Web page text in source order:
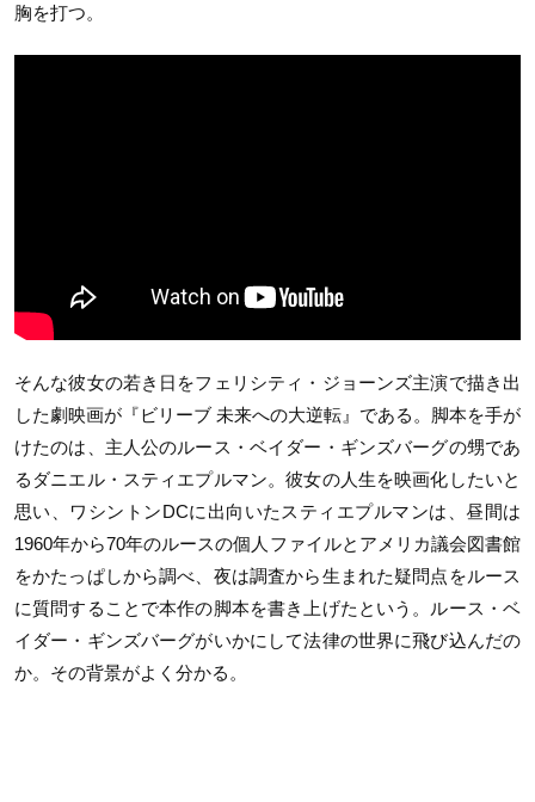
胸を打つ。
そんな彼女の若き日をフェリシティ・ジョーンズ主演で描き出
した劇映画が『ビリーブ 未来への大逆転』である。脚本を手が
けたのは、主人公のルース・ベイダー・ギンズバーグの甥であ
るダニエル・スティエプルマン。彼女の人生を映画化したいと
思い、ワシントンDCに出向いたスティエプルマンは、昼間は
1960年から70年のルースの個人ファイルとアメリカ議会図書館
をかたっぱしから調べ、夜は調査から生まれた疑問点をルース
に質問することで本作の脚本を書き上げたという。ルース・ベ
イダー・ギンズバーグがいかにして法律の世界に飛び込んだの
か。その背景がよく分かる。